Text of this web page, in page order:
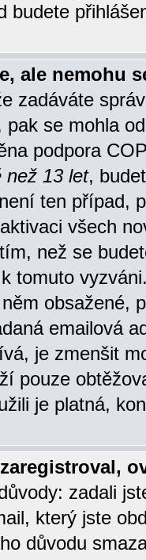
budete
ale nemohu
zadáváte
pak se mohla
podpora
než 13 let,
ten případ,
všech
než se
tomuto
obsažené,
emailová
je zmenšit
pouze
je platná,
zadali
který jste
důvodu